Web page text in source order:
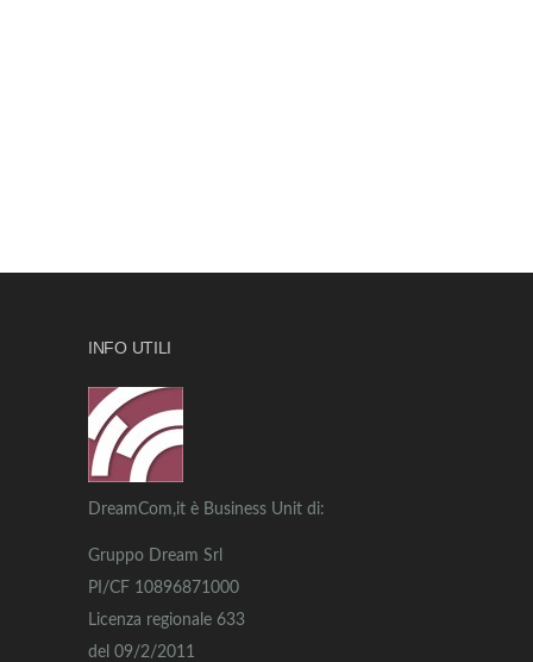
INFO UTILI
DreamCom,it è Business Unit di:
Gruppo Dream Srl
PI/CF 10896871000
Licenza regionale 633
del 09/2/2011